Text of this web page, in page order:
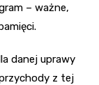
– ważne,
danej uprawy
z tej